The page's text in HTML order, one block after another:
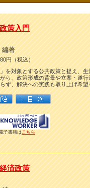
策入門
編著
円（税込）
を対象とする公共政策と捉え、
ら、政策形成の背景や立案・遂
ず、解決への実践も取り上げ希
子書籍はこちら
済政策